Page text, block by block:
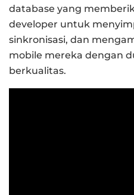
database yang
developer untuk
sinkronisasi, dan
mobile mereka dengan
berkualitas.